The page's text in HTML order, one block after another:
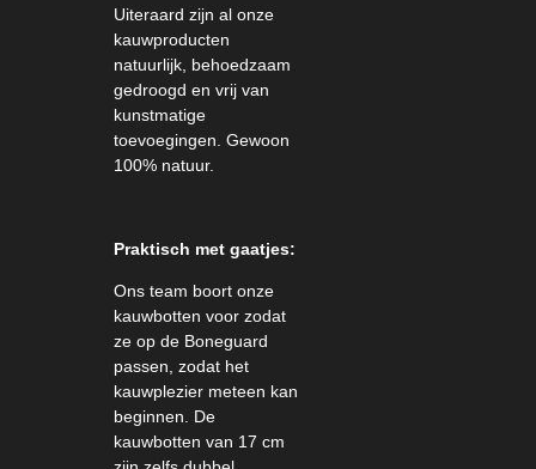
Uiteraard zijn al onze
kauwproducten
natuurlijk, behoedzaam
gedroogd en vrij van
kunstmatige
toevoegingen. Gewoon
100% natuur.
Praktisch met gaatjes:
Ons team boort onze
kauwbotten voor zodat
ze op de Boneguard
passen, zodat het
kauwplezier meteen kan
beginnen. De
kauwbotten van 17 cm